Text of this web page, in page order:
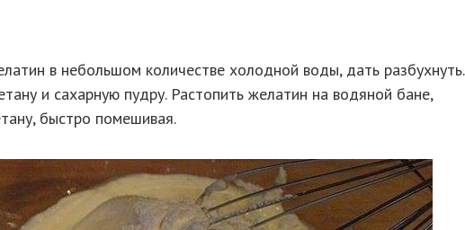
в небольшом количестве холодной воды, дать разбухнуть.
и сахарную пудру. Растопить желатин на водяной бане,
быстро помешивая.